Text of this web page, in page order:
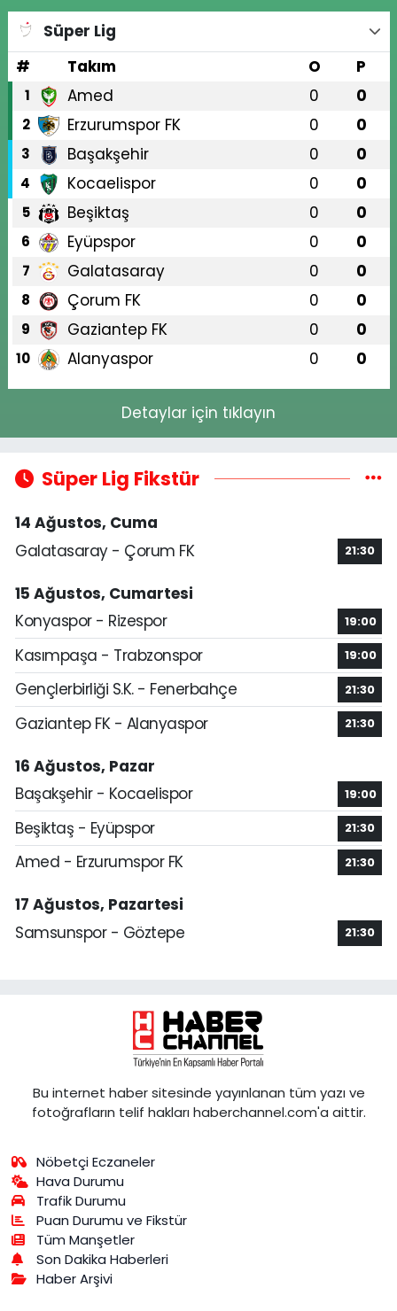
Süper Lig
#
Takım O P
1 Amed 0 0
2 Erzurumspor FK 0 0
3 Başakşehir 0 0
4 Kocaelispor 0 0
5 Beşiktaş 0 0
6 Eyüpspor 0 0
7 Galatasaray 0 0
8 Çorum FK 0 0
9 Gaziantep FK 0 0
10 Alanyaspor 0 0
Detaylar için tıklayın
Süper Lig Fikstür
14 Ağustos, Cuma
Galatasaray - Çorum FK
21:30
15 Ağustos, Cumartesi
Konyaspor - Rizespor
19:00
Kasımpaşa - Trabzonspor 19:00
Gençlerbirliği S.K. - Fenerbahçe 21:30
Gaziantep FK - Alanyaspor 21:30
16 Ağustos, Pazar
Başakşehir - Kocaelispor
19:00
Beşiktaş - Eyüpspor 21:30
Amed - Erzurumspor FK 21:30
17 Ağustos, Pazartesi
Samsunspor - Göztepe
21:30
Bu internet haber sitesinde yayınlanan tüm yazı ve
fotoğrafların telif hakları haberchannel.com'a aittir.
Nöbetçi Eczaneler
Hava Durumu
Trafik Durumu
Puan Durumu ve Fikstür
Tüm Manşetler
Son Dakika Haberleri
Haber Arşivi